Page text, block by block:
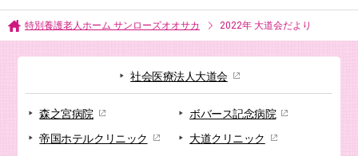
特別養護老人ホーム サンローズオオサカ 2022年 大道会だより
社会医療法人大道会
森之宮病院
ボバース記念病院
帝国ホテルクリニック
大道クリニック